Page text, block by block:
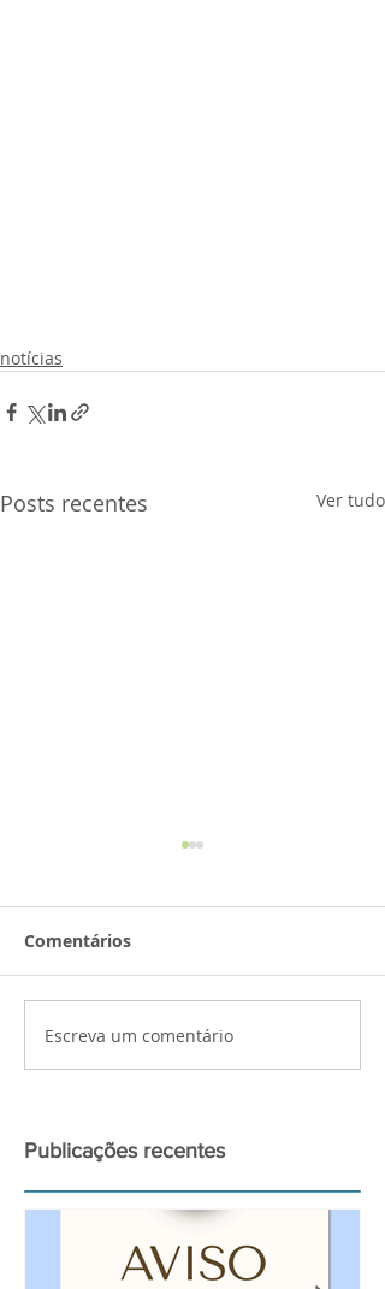
notícias
Posts recentes Ver tudo
Sarau de Outono!
Comentários
Escreva um comentário
Publicações recentes